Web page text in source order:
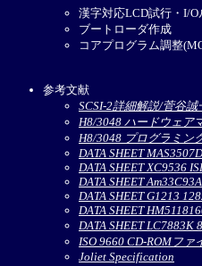
漢字対応LCD試行・I/
ブートローダ作成
コアプログラム調整
参考文献
SCSI-2詳細解説/菅谷誠
H8/3048 ハードウェア
H8/3048 プログラミン
DATA SHEET
DATA SHEET XC9536
DATA SHEET
DATA SHEET G1213
DATA SHEET
DATA SHEET LC7883K
ISO 9660 CD-ROMフ
Joliet Specification